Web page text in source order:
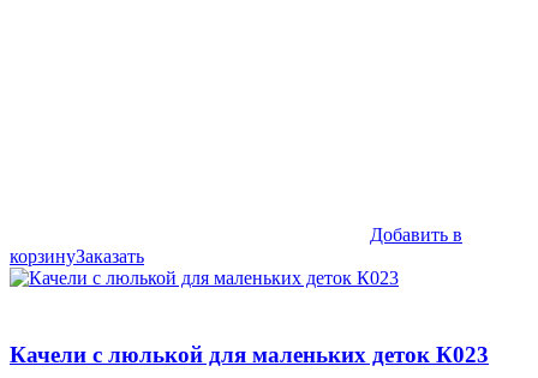
Добавить в
корзинуЗаказать
Качели с люлькой для маленьких деток К023